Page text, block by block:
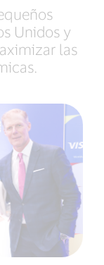
Unidos y
las